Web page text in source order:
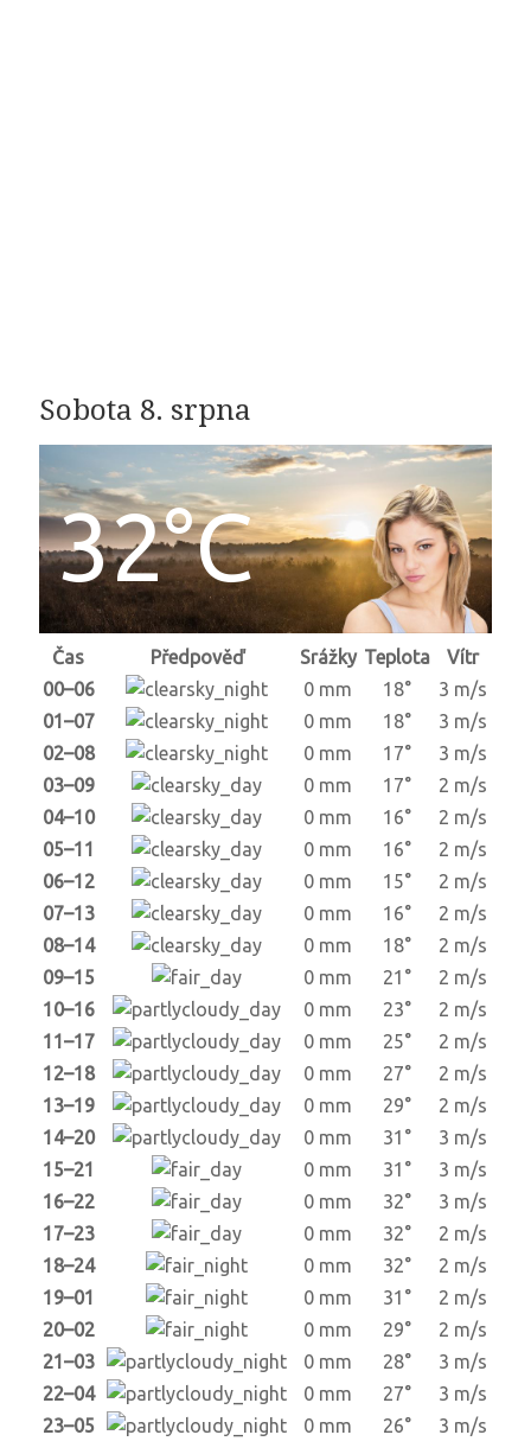
Sobota 8. srpna
32°C
Čas Předpověď Srážky Teplota
Vítr
00–06
0 mm 18°
3 m/s
01–07
0 mm 18°
3 m/s
02–08
0 mm 17°
3 m/s
03–09
0 mm 17°
2 m/s
04–10
0 mm 16°
2 m/s
05–11
0 mm 16°
2 m/s
06–12
0 mm 15°
2 m/s
07–13
0 mm 16°
2 m/s
08–14
0 mm 18°
2 m/s
09–15
0 mm 21°
2 m/s
10–16
0 mm 23°
2 m/s
11–17
0 mm 25°
2 m/s
12–18
0 mm 27°
2 m/s
13–19
0 mm 29°
2 m/s
14–20
0 mm 31°
3 m/s
15–21
0 mm 31°
3 m/s
16–22
0 mm 32°
3 m/s
17–23
0 mm 32°
2 m/s
18–24
0 mm 32°
2 m/s
19–01
0 mm 31°
2 m/s
20–02
0 mm 29°
2 m/s
21–03
0 mm 28°
3 m/s
22–04
0 mm 27°
3 m/s
23–05
0 mm 26° 3 m/s